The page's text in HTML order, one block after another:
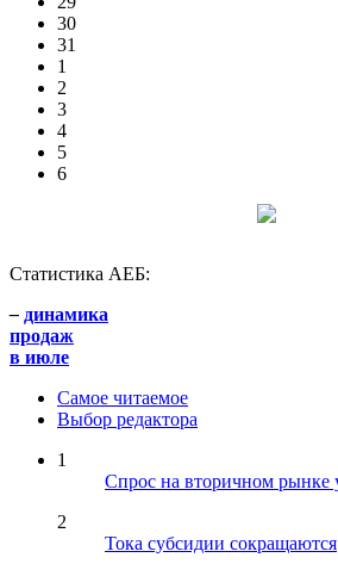
30
31
1
2
3
4
5
6
Статистика АЕБ:
– динамика
продаж
в июле
Самое читаемое
Выбор редактора
1
Спрос на вторичном рынке
2
Тока субсидии сокращаются